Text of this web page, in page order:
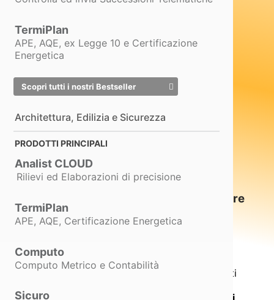
TermiPlan
APE, AQE, ex Legge 10 e Certificazione
Energetica
Scopri tutti i nostri Bestseller
Architettura, Edilizia e Sicurezza
PRODOTTI PRINCIPALI
Analist CLOUD
Rilievi ed Elaborazioni di precisione
TermiPlan
APE, AQE, Certificazione Energetica
Computo
Computo Metrico e Contabilità
Sicuro
PreVedo è il
software professionale
per la creazione e gestione di
preventivi, fatture elettroniche, fatture
cartacee e fatture pro-forma
progettato per semplificare il lavoro
tecnici e imprese.
Grazie a un’interfaccia intuitiva e a strumenti
consente di
ridurre i tempi di emissione dei